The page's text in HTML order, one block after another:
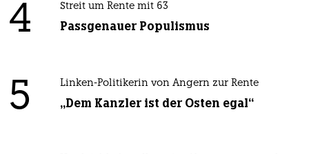
4 Streit um Rente mit 63
Passgenauer Populismus
5 Linken-Politikerin von Angern zur Rente
„Dem Kanzler ist der Osten egal“